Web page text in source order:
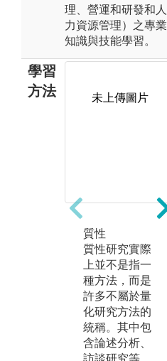
理、營運和研發和人
力資源管理）之專業
知識與技能學習。
學習
方法
未上傳圖片
質性
質性研究實際
上並不是指一
種方法，而是
許多不屬於量
化研究方法的
統稱。其中包
含論述分析、